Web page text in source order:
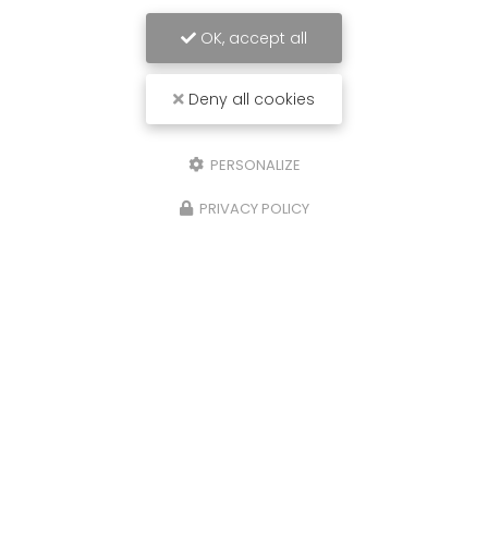
OK, accept all
Deny all cookies
PERSONALIZE
PRIVACY POLICY